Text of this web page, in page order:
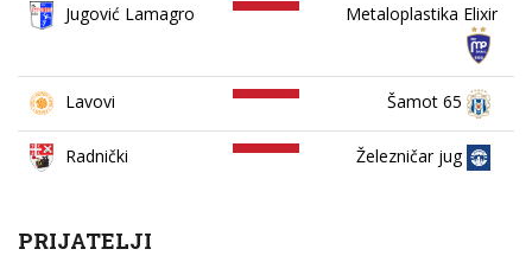
Jugović Lamagro Metaloplastika Elixir
Lavovi Šamot 65
Radnički Železničar jug
PRIJATELJI